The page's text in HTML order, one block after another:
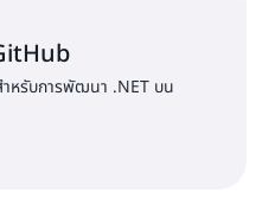
ำหรับการพัฒนา .NET บน